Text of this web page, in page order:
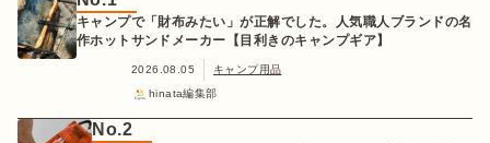
キャンプで「財布みたい」が正解でした。人気職人ブランドの名
作ホットサンドメーカー【目利きのキャンプギア】
2026.08.05
キャンプ用品
hinata編集部
No.2